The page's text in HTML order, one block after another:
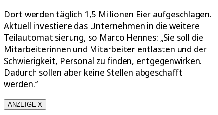
Dort werden täglich 1,5 Millionen Eier aufgeschlagen.
Aktuell investiere das Unternehmen in die weitere
Teilautomatisierung, so Marco Hennes: „Sie soll die
Mitarbeiterinnen und Mitarbeiter entlasten und der
Schwierigkeit, Personal zu finden, entgegenwirken.
Dadurch sollen aber keine Stellen abgeschafft
werden.“
ANZEIGE X